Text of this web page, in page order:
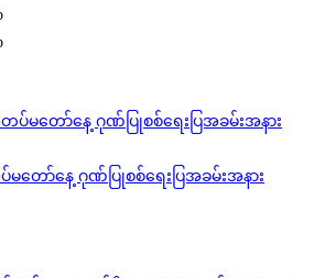
မတော်နေ့ ဂုဏ်ပြုစစ်ရေးပြအခမ်းအနား